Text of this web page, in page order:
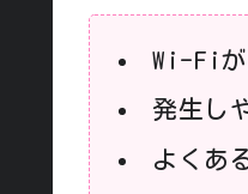
Wi-Fiが
発生し
よくあ